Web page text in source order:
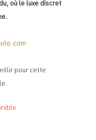
où le luxe discret
pour cette